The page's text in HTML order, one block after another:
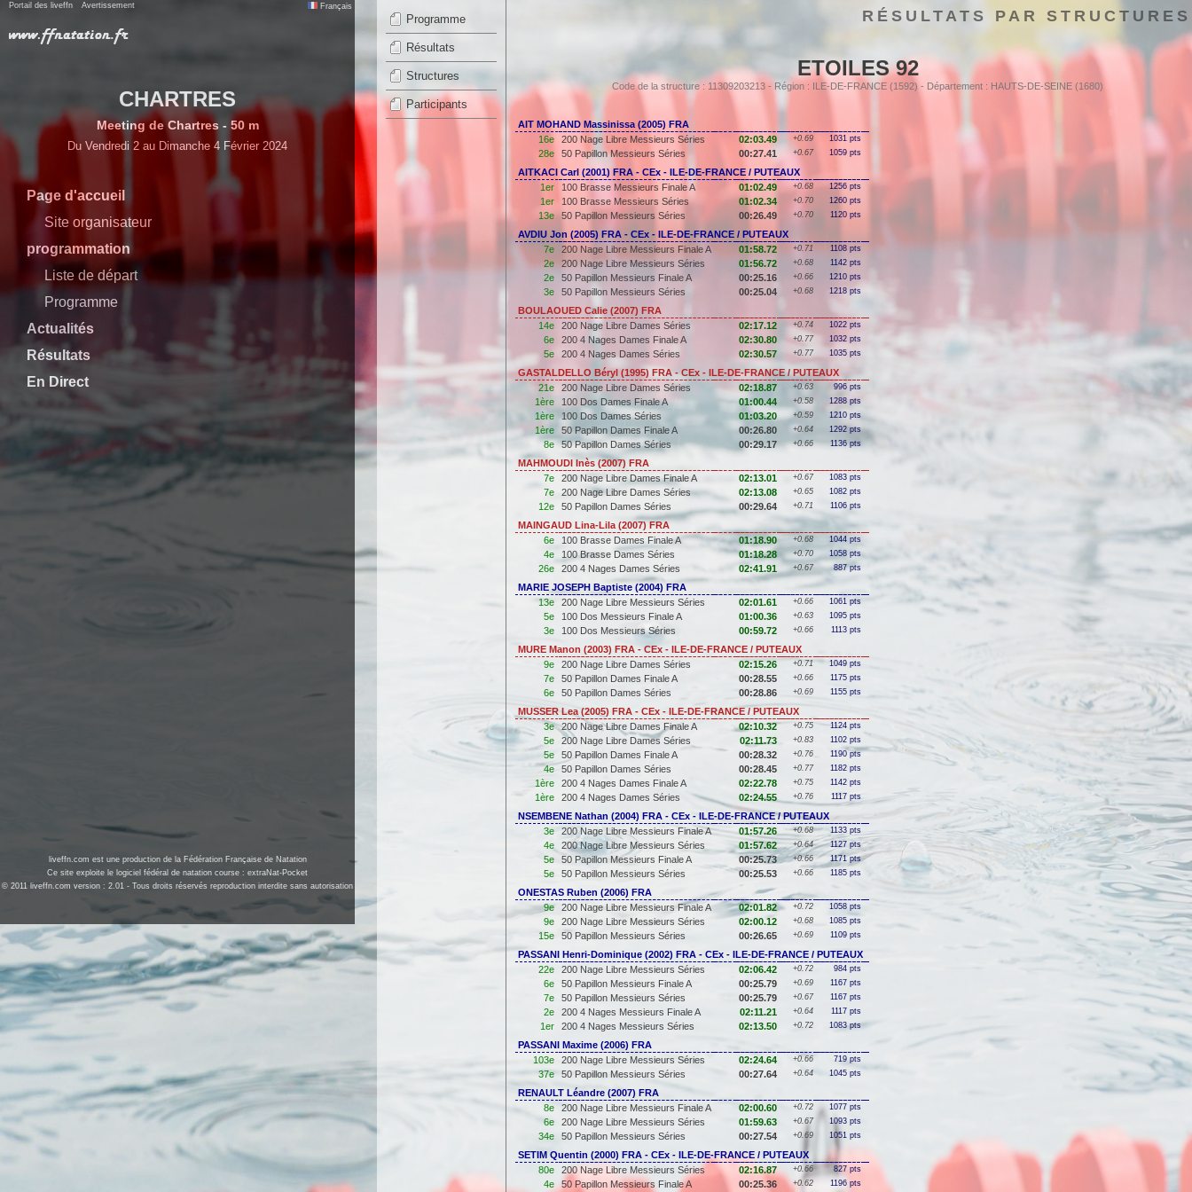
Portail des liveffn Avertissement Français
CHARTRES
Meeting de Chartres - 50 m
Du Vendredi 2 au Dimanche 4 Février 2024
Page d'accueil
Site organisateur
programmation
Liste de départ
Programme
Actualités
Résultats
En Direct
Programme
Résultats
Structures
Participants
RÉSULTATS PAR STRUCTURES
ETOILES 92
Code de la structure : 11309203213 - Région : ILE-DE-FRANCE (1592) - Département : HAUTS-DE-SEINE (1680)
AIT MOHAND Massinissa (2005) FRA
16e
200 Nage Libre Messieurs Séries 02:03.49 +0.69 1031 pts
28e 50 Papillon Messieurs Séries 00:27.41 +0.67 1059 pts
AITKACI Carl (2001) FRA - CEx - ILE-DE-FRANCE / PUTEAUX
1er
100 Brasse Messieurs Finale A 01:02.49 +0.68 1256 pts
1er 100 Brasse Messieurs Séries 01:02.34 +0.70 1260 pts
13e 50 Papillon Messieurs Séries 00:26.49 +0.70 1120 pts
AVDIU Jon (2005) FRA - CEx - ILE-DE-FRANCE / PUTEAUX
7e
200 Nage Libre Messieurs Finale A 01:58.72 +0.71 1108 pts
2e 200 Nage Libre Messieurs Séries 01:56.72 +0.68 1142 pts
2e 50 Papillon Messieurs Finale A 00:25.16 +0.66 1210 pts
3e 50 Papillon Messieurs Séries 00:25.04 +0.68 1218 pts
BOULAOUED Calie (2007) FRA
14e
200 Nage Libre Dames Séries 02:17.12 +0.74 1022 pts
6e 200 4 Nages Dames Finale A 02:30.80 +0.77 1032 pts
5e 200 4 Nages Dames Séries 02:30.57 +0.77 1035 pts
GASTALDELLO Béryl (1995) FRA - CEx - ILE-DE-FRANCE / PUTEAUX
21e
200 Nage Libre Dames Séries 02:18.87 +0.63 996 pts
1ère 100 Dos Dames Finale A 01:00.44 +0.58 1288 pts
1ère 100 Dos Dames Séries 01:03.20 +0.59 1210 pts
1ère 50 Papillon Dames Finale A 00:26.80 +0.64 1292 pts
8e 50 Papillon Dames Séries 00:29.17 +0.66 1136 pts
MAHMOUDI Inès (2007) FRA
7e
200 Nage Libre Dames Finale A 02:13.01 +0.67 1083 pts
7e 200 Nage Libre Dames Séries 02:13.08 +0.65 1082 pts
12e 50 Papillon Dames Séries 00:29.64 +0.71 1106 pts
MAINGAUD Lina-Lila (2007) FRA
6e
100 Brasse Dames Finale A 01:18.90 +0.68 1044 pts
4e 100 Brasse Dames Séries 01:18.28 +0.70 1058 pts
26e 200 4 Nages Dames Séries 02:41.91 +0.67 887 pts
MARIE JOSEPH Baptiste (2004) FRA
13e
200 Nage Libre Messieurs Séries 02:01.61 +0.66 1061 pts
5e 100 Dos Messieurs Finale A 01:00.36 +0.63 1095 pts
3e 100 Dos Messieurs Séries 00:59.72 +0.66 1113 pts
MURE Manon (2003) FRA - CEx - ILE-DE-FRANCE / PUTEAUX
9e
200 Nage Libre Dames Séries 02:15.26 +0.71 1049 pts
7e 50 Papillon Dames Finale A 00:28.55 +0.66 1175 pts
6e 50 Papillon Dames Séries 00:28.86 +0.69 1155 pts
MUSSER Lea (2005) FRA - CEx - ILE-DE-FRANCE / PUTEAUX
3e
200 Nage Libre Dames Finale A 02:10.32 +0.75 1124 pts
5e 200 Nage Libre Dames Séries 02:11.73 +0.83 1102 pts
5e 50 Papillon Dames Finale A 00:28.32 +0.76 1190 pts
4e 50 Papillon Dames Séries 00:28.45 +0.77 1182 pts
1ère 200 4 Nages Dames Finale A 02:22.78 +0.75 1142 pts
1ère 200 4 Nages Dames Séries 02:24.55 +0.76 1117 pts
NSEMBENE Nathan (2004) FRA - CEx - ILE-DE-FRANCE / PUTEAUX
3e
200 Nage Libre Messieurs Finale A 01:57.26 +0.68 1133 pts
4e 200 Nage Libre Messieurs Séries 01:57.62 +0.64 1127 pts
5e 50 Papillon Messieurs Finale A 00:25.73 +0.66 1171 pts
5e 50 Papillon Messieurs Séries 00:25.53 +0.66 1185 pts
ONESTAS Ruben (2006) FRA
9e
200 Nage Libre Messieurs Finale A 02:01.82 +0.72 1058 pts
9e 200 Nage Libre Messieurs Séries 02:00.12 +0.68 1085 pts
15e 50 Papillon Messieurs Séries 00:26.65 +0.69 1109 pts
PASSANI Henri-Dominique (2002) FRA - CEx - ILE-DE-FRANCE / PUTEAUX
22e
200 Nage Libre Messieurs Séries 02:06.42 +0.72 984 pts
6e 50 Papillon Messieurs Finale A 00:25.79 +0.69 1167 pts
7e 50 Papillon Messieurs Séries 00:25.79 +0.67 1167 pts
2e 200 4 Nages Messieurs Finale A 02:11.21 +0.64 1117 pts
1er 200 4 Nages Messieurs Séries 02:13.50 +0.72 1083 pts
PASSANI Maxime (2006) FRA
103e
200 Nage Libre Messieurs Séries 02:24.64 +0.66 719 pts
37e 50 Papillon Messieurs Séries 00:27.64 +0.64 1045 pts
RENAULT Léandre (2007) FRA
8e
200 Nage Libre Messieurs Finale A 02:00.60 +0.72 1077 pts
6e 200 Nage Libre Messieurs Séries 01:59.63 +0.67 1093 pts
34e 50 Papillon Messieurs Séries 00:27.54 +0.69 1051 pts
SETIM Quentin (2000) FRA - CEx - ILE-DE-FRANCE / PUTEAUX
80e
200 Nage Libre Messieurs Séries 02:16.87 +0.66 827 pts
4e 50 Papillon Messieurs Finale A 00:25.36 +0.62 1196 pts
liveffn.com est une production de la Fédération Française de Natation
Ce site exploite le logiciel fédéral de natation course : extraNat-Pocket
© 2011 liveffn.com version : 2.01 - Tous droits réservés reproduction interdite sans autorisation